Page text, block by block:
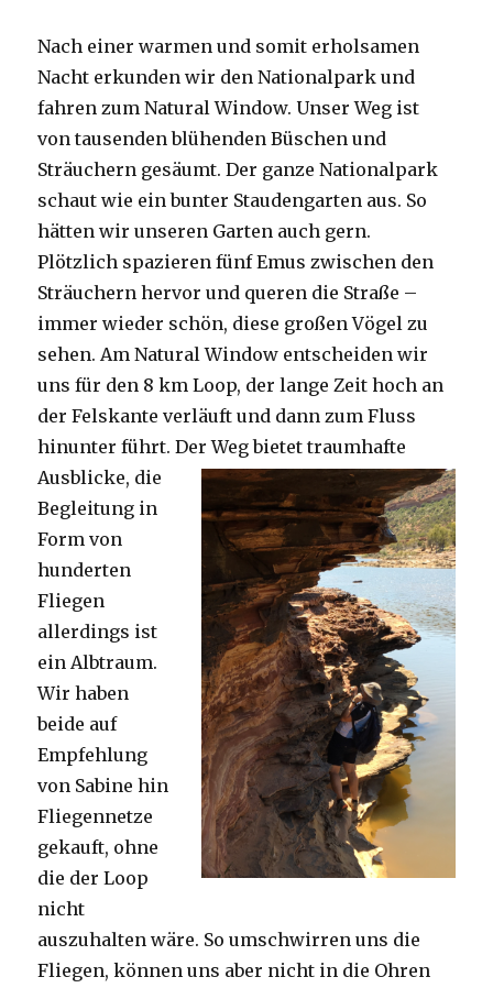
Nach einer warmen und somit erholsamen
Nacht erkunden wir den Nationalpark und
fahren zum Natural Window. Unser Weg ist
von tausenden blühenden Büschen und
Sträuchern gesäumt. Der ganze Nationalpark
schaut wie ein bunter Staudengarten aus. So
hätten wir unseren Garten auch gern.
Plötzlich spazieren fünf Emus zwischen den
Sträuchern hervor und queren die Straße –
immer wieder schön, diese großen Vögel zu
sehen. Am Natural Window entscheiden wir
uns für den 8 km Loop, der lange Zeit hoch an
der Felskante verläuft und dann zum Fluss
hinunter führt. Der Weg bietet traumhafte
Ausblicke, die
Begleitung in
Form von
hunderten
Fliegen
allerdings ist
ein Albtraum.
Wir haben
beide auf
Empfehlung
von Sabine hin
Fliegennetze
gekauft, ohne
die der Loop
nicht
auszuhalten wäre. So umschwirren uns die
Fliegen, können uns aber nicht in die Ohren